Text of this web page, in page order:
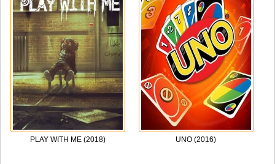
PLAY WITH ME (2018) UNO (2016)